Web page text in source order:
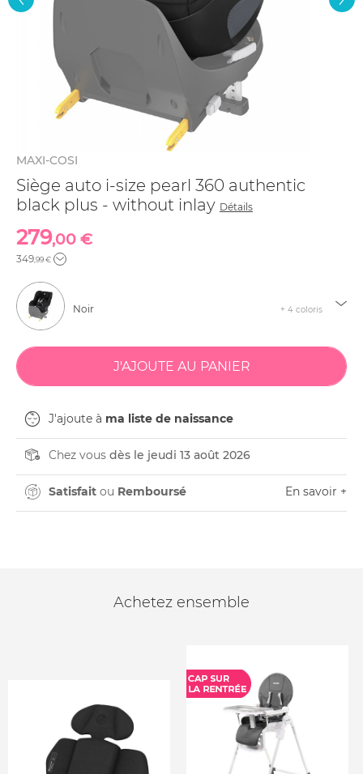
MAXI-COSI
Siège auto i-size pearl 360 authentic
black plus - without inlay Détails
279,00 €
349,99 €
Noir + 4 coloris
J'ajoute à ma liste de naissance
Chez vous dès le jeudi 13 août 2026
Satisfait ou Remboursé En savoir +
Achetez ensemble